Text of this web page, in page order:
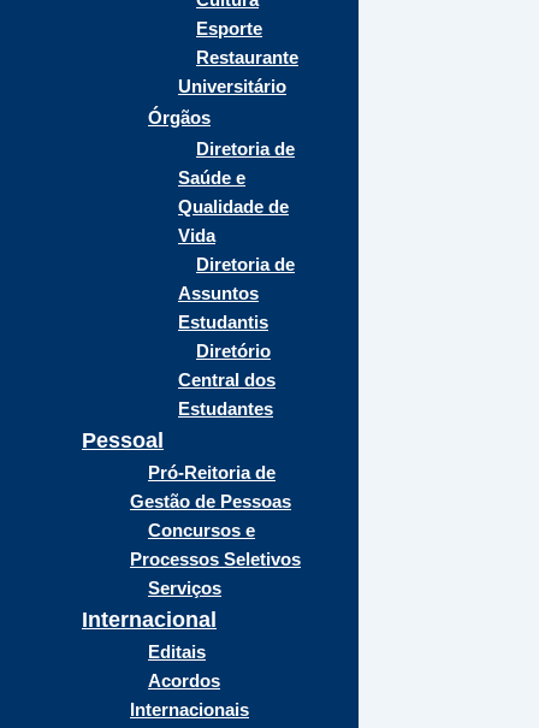
Esporte
Restaurante
Universitário
Órgãos
Diretoria de
Saúde e
Qualidade de
Vida
Diretoria de
Assuntos
Estudantis
Diretório
Central dos
Estudantes
Pessoal
Pró-Reitoria de
Gestão de Pessoas
Concursos e
Processos Seletivos
Serviços
Internacional
Editais
Acordos
Internacionais